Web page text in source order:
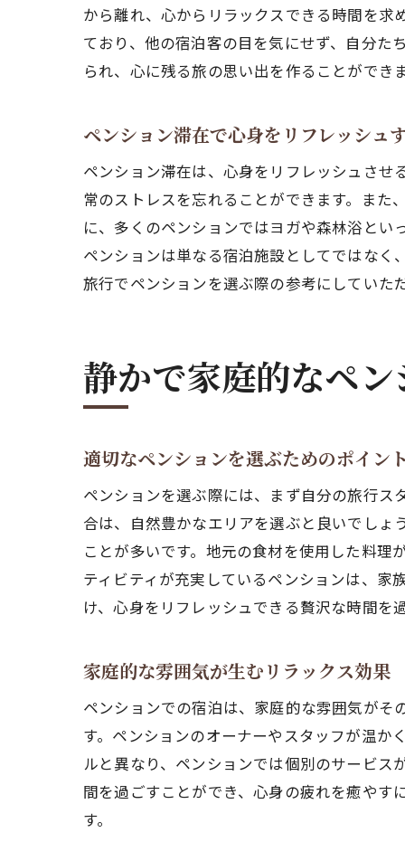
ペ
ペ
から離れ、心からリラックスできる時間を
ており、他の宿泊客の目を気にせず、自分た
られ、心に残る旅の思い出を作ることができ
ペンション滞在で心身をリフレッシュ
ペンション滞在は、心身をリフレッシュさ
常のストレスを忘れることができます。また
に、多くのペンションではヨガや森林浴とい
ペンションは単なる宿泊施設としてではなく
旅行でペンションを選ぶ際の参考にしていた
静かで家庭的なペ
適切なペンションを選ぶためのポイン
ペンションを選ぶ際には、まず自分の旅行
合は、自然豊かなエリアを選ぶと良いでし
ことが多いです。地元の食材を使用した料
ティビティが充実しているペンションは、家
け、心身をリフレッシュできる贅沢な時間を
家庭的な雰囲気が生むリラックス効果
ペンションでの宿泊は、家庭的な雰囲気が
す。ペンションのオーナーやスタッフが温か
ルと異なり、ペンションでは個別のサービス
間を過ごすことができ、心身の疲れを癒や
す。